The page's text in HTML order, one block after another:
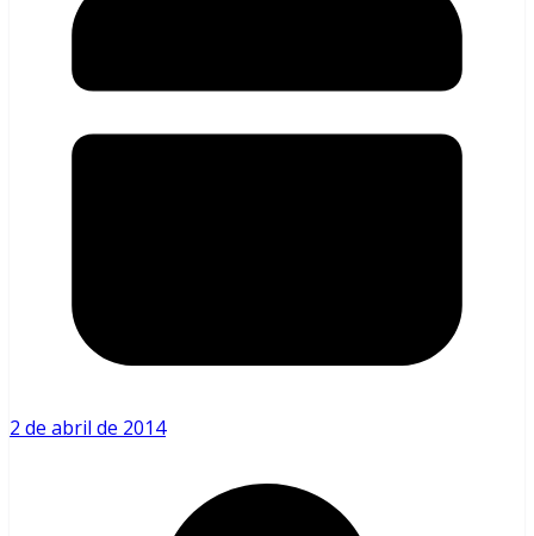
2 de abril de 2014